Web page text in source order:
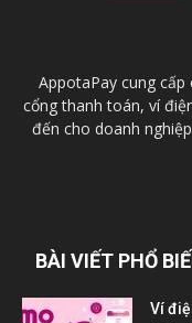
AppotaPay cung
cổng thanh toán, ví
đến cho doanh
BÀI VIẾT PHỔ
Ví